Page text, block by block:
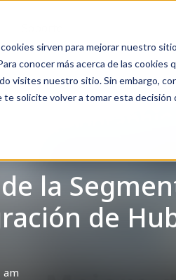
sirven para mejorar nuestro
conocer más acerca de las cookies
visites nuestro sitio. Sin embargo,
te solicite volver a tomar esta decisión
la
de
am